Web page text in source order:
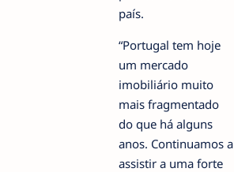
país.
“Portugal tem hoje
um mercado
imobiliário muito
mais fragmentado
do que há alguns
anos. Continuamos a
assistir a uma forte